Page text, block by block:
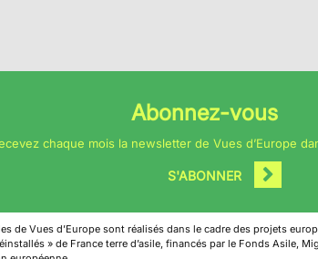
Abonnez-vous
chaque mois la newsletter de Vues d’Europe
S'ABONNER
de Vues d’Europe sont réalisés dans le cadre des projets
» de France terre d’asile, financés par le Fonds Asile,